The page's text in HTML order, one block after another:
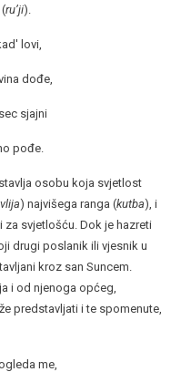
ru’ji).
lovi,
dođe,
sjajni
pođe.
osobu koja svjetlost
) najvišega ranga (kutba), i
svjetlošću. Dok je hazreti
drugi poslanik ili vjesnik u
kroz san Suncem.
i od njenoga općeg,
predstavljati i te spomenute,
me,